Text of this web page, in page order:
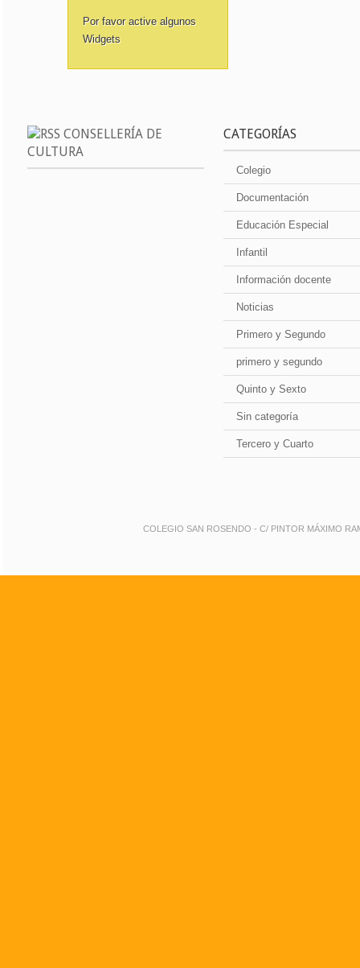
Por favor active algunos
Widgets
CONSELLERÍA DE
CULTURA
CATEGORÍAS
Colegio
Documentación
Educación Especial
Infantil
Información docente
Noticias
Primero y Segundo
primero y segundo
Quinto y Sexto
Sin categoría
Tercero y Cuarto
COLEGIO SAN ROSENDO - C/ PINTOR MÁXIMO